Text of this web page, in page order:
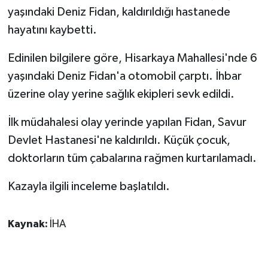
yaşındaki Deniz Fidan, kaldırıldığı hastanede
hayatını kaybetti.
Edinilen bilgilere göre, Hisarkaya Mahallesi'nde 6
yaşındaki Deniz Fidan'a otomobil çarptı. İhbar
üzerine olay yerine sağlık ekipleri sevk edildi.
İlk müdahalesi olay yerinde yapılan Fidan, Savur
Devlet Hastanesi'ne kaldırıldı. Küçük çocuk,
doktorların tüm çabalarına rağmen kurtarılamadı.
Kazayla ilgili inceleme başlatıldı.
Kaynak: İHA
GENEL
GÜNDEM
Güvenlik
HABERDE İNSAN
İş Dünyası